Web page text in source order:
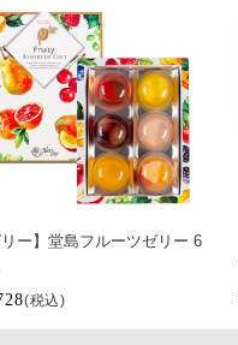
リー】堂島フルーツゼリー 6
税込